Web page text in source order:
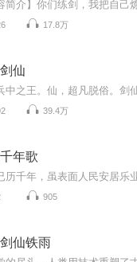
17.8万
仙
中之王。仙，超凡脱俗。剑
39.4万
年歌
905
仙铁雨